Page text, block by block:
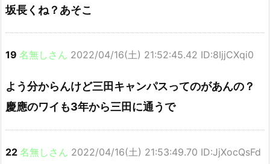
坂長くね？あそこ
19 名無しさん 2022/04/16(土) 21:52:45.42 ID:8IjjCXqi0
よう分からんけど三田キャンパスってのがあんの？
慶應のワイも3年から三田に通うで
22 名無しさん 2022/04/16(土) 21:53:49.70 ID:JjXocQsFd